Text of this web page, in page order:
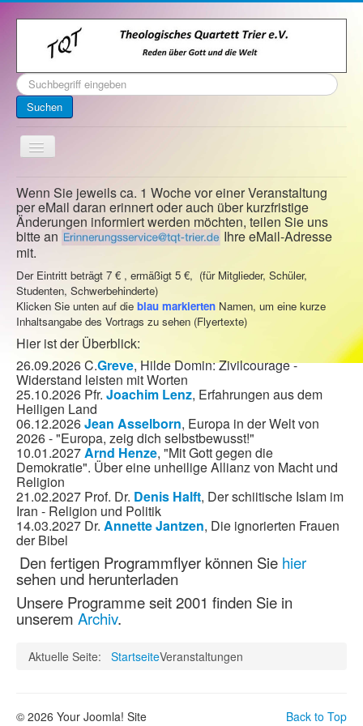
Suchen
...
Suchen
Toggle
Navigation
Startseite
Über uns
Kontakt
Veranstaltungen
Archiv
Impressum
Wenn Sie jeweils ca. 1 Woche vor einer Veranstaltung
per eMail daran erinnert oder auch über kurzfristige
Änderungen informiert werden möchten, teilen Sie uns
bitte an
Ihre eMail-Adresse
mit.
Der Eintritt beträgt 7 € , ermäßigt 5 €, (für Mitglieder, Schüler,
Studenten, Schwerbehinderte)
Klicken Sie unten auf die blau markierten Namen, um eine kurze
Inhaltsangabe des Vortrags zu sehen (Flyertexte)
Hier ist der Überblick:
26.09.2026 C.Greve, Hilde Domin: Zivilcourage -
Widerstand leisten mit Worten
25.10.2026 Pfr. Joachim Lenz, Erfahrungen aus dem
Heiligen Land
06.12.2026Jean Asselborn, Europa in der Welt von
2026 - "Europa, zeig dich selbstbewusst!"
10.01.2027Arnd Henze, "Mit Gott gegen die
Demokratie". Über eine unheilige Allianz von Macht und
Religion
21.02.2027 Prof. Dr. Denis Halft, Der schiitische Islam im
Iran - Religion und Politik
14.03.2027 Dr. Annette Jantzen, Die ignorierten Frauen
der Bibel
Den fertigen Programmflyer können Sie hier
sehen und herunterladen
Unsere Programme seit 2001 finden Sie in
unserem Archiv.
Aktuelle Seite: StartseiteVeranstaltungen
Back to Top
© 2026 Your Joomla! Site